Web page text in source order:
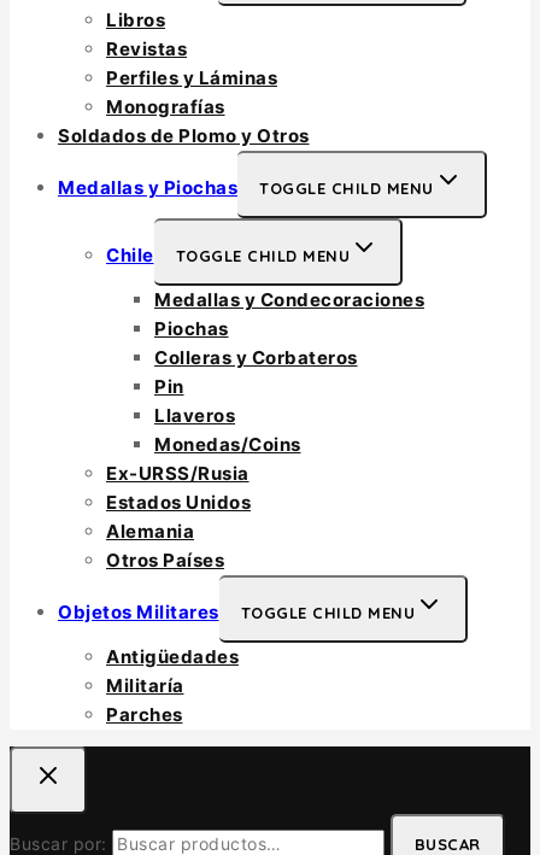
Libros
Revistas
Perfiles y Láminas
Monografías
Soldados de Plomo y Otros
Medallas y Piochas TOGGLE CHILD MENU
Chile TOGGLE CHILD MENU
Medallas y Condecoraciones
Piochas
Colleras y Corbateros
Pin
Llaveros
Monedas/Coins
Ex-URSS/Rusia
Estados Unidos
Alemania
Otros Países
Objetos Militares TOGGLE CHILD MENU
Antigüedades
Militaría
Parches
Buscar por: BUSCAR